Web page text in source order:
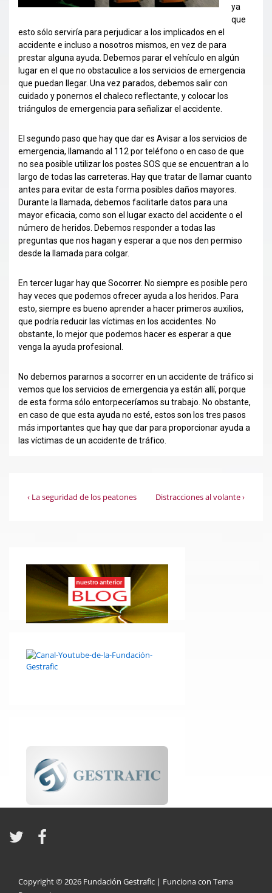
ya
que
esto sólo serviría para perjudicar a los implicados en el
accidente e incluso a nosotros mismos, en vez de para
prestar alguna ayuda. Debemos parar el vehículo en algún
lugar en el que no obstaculice a los servicios de emergencia
que puedan llegar. Una vez parados, debemos salir con
cuidado y ponernos el chaleco reflectante, y colocar los
triángulos de emergencia para señalizar el accidente.
El segundo paso que hay que dar es Avisar a los servicios de
emergencia, llamando al 112 por teléfono o en caso de que
no sea posible utilizar los postes SOS que se encuentran a lo
largo de todas las carreteras. Hay que tratar de llamar cuanto
antes para evitar de esta forma posibles daños mayores.
Durante la llamada, debemos facilitarle datos para una
mayor eficacia, como son el lugar exacto del accidente o el
número de heridos. Debemos responder a todas las
preguntas que nos hagan y esperar a que nos den permiso
desde la llamada para colgar.
En tercer lugar hay que Socorrer. No siempre es posible pero
hay veces que podemos ofrecer ayuda a los heridos. Para
esto, siempre es bueno aprender a hacer primeros auxilios,
que podría reducir las víctimas en los accidentes. No
obstante, lo mejor que podemos hacer es esperar a que
venga la ayuda profesional.
No debemos pararnos a socorrer en un accidente de tráfico si
vemos que los servicios de emergencia ya están allí, porque
de esta forma sólo entorpeceríamos su trabajo. No obstante,
en caso de que esta ayuda no esté, estos son los tres pasos
más importantes que hay que dar para proporcionar ayuda a
las víctimas de un accidente de tráfico.
Navegación
La
‹ La seguridad de los peatones
La
Distracciones al volante ›
Copyright © 2026 Fundación Gestrafic | Funciona con Tema